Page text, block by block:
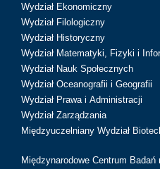
Wydział Ekonomiczny
Wydział Filologiczny
Wydział Historyczny
Wydział Matematyki, Fizyki i
Wydział Nauk Społecznych
Wydział Oceanografii i Geografii
Wydział Prawa i Administracji
Wydział Zarządzania
Międzyuczelniany Wydział
Międzynarodowe Centrum